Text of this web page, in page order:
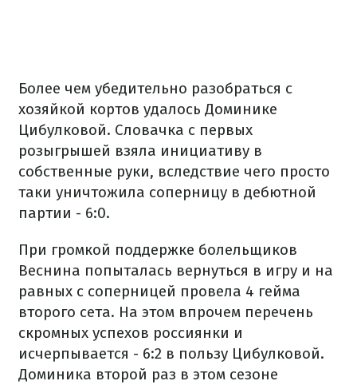
Более чем убедительно разобраться с
хозяйкой кортов удалось Доминике
Цибулковой. Словачка с первых
розыгрышей взяла инициативу в
собственные руки, вследствие чего просто
таки уничтожила соперницу в дебютной
партии - 6:0.
При громкой поддержке болельщиков
Веснина попыталась вернуться в игру и на
равных с соперницей провела 4 гейма
второго сета. На этом впрочем перечень
скромных успехов россиянки и
исчерпывается - 6:2 в пользу Цибулковой.
Доминика второй раз в этом сезоне